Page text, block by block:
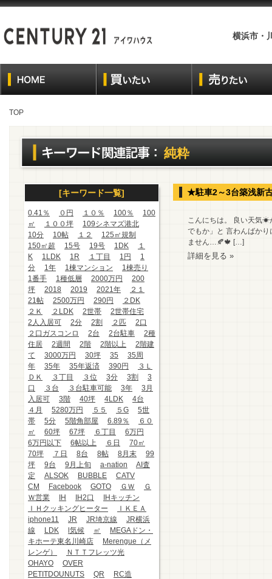
横浜市・
TOP
純粋
[キーワード一覧]
0.41％ ０円 １０％ 100％
100
㎡
１００坪
109シネマズ港北
10分
10帖 １２
125㎡規制
150㎡超
15号 19号 1DK
１
K
1LDK 1R １丁目 1円
1
分
1年 1棟マンション
1棟売り
1番手
1種低層 2000万円
200
坪
2018 2019 2021年
２１
21帖
2500万円 290円
２DK
２Ｋ
２LDK 2世帯
2世帯住宅
2人入居可
2分 2割 ２匹
2口
２口ガスコンロ
2台 2台駐車
2種
住居
2週間 2階 2階以上
2階建
て
3000万円 30坪 35
35周
年
35年 35年返済 390円
３Ｌ
ＤＫ
３丁目 ３位 3分 3割
3
口
３台 ３台駐車可能 3年
3月
入居可
3階 40坪 4LDK
4台
４月
5280万円 ５５ ５G
5世
帯
5分 5階角部屋 6.89％
６０
㎡
60坪 67坪 ６丁目
6万円
6万円以下
6帖以上 ６日
70㎡
70坪
７日 8台 8帖 8月末
99
坪
9台 9月上旬 a-nation
AI査
定
ALSOK BUBBLE
CATV
CM
Facebook GOTO ＧＷ
Ｇ
Ｗ営業
IH IH2口
IHキッチン
ＩＨクッキングヒーター
ＩＫＥＡ
iphone11
JR JR埼京線
JR横浜
線
LDK l気候 ㎡
MEGAドン・
キホーテ東名川崎店
Merengue（メ
レンゲ）
ＮＴＴフレッツ光
OHAYO
OVER
PETITDOUNUTS
QR
RC造
★駐車2～3台築浅新
こんにちは。 良い天気☀
でもか」と 言わんばか
ません…🍂🍁 […]
詳細を見る »